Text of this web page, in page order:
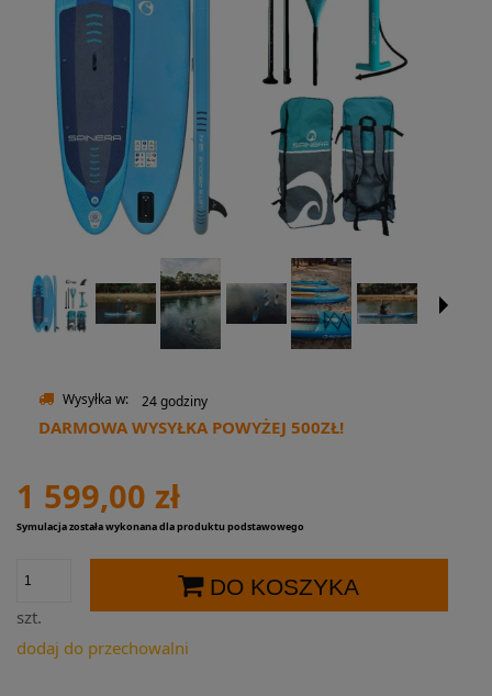
Wysyłka w: 24 godziny
DARMOWA WYSYŁKA POWYŻEJ 500ZŁ!
1 599,00 zł
Symulacja została wykonana dla produktu podstawowego
szt.
DO KOSZYKA
dodaj do przechowalni